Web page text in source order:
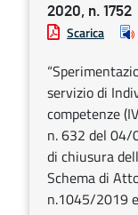
2020, n. 1752
Scarica
servizio di
competenze
n. 632 del
di chiusura
Schema di
n.1045/2019